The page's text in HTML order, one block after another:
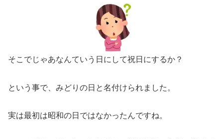
そこでじゃあなんていう日にして祝日にするか？
という事で、みどりの日と名付けられました。
実は最初は昭和の日ではなかったんですね。